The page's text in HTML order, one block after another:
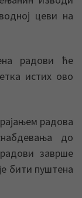
цеви на
радови ће
истих ово
радова
до
заврше
бити пуштена